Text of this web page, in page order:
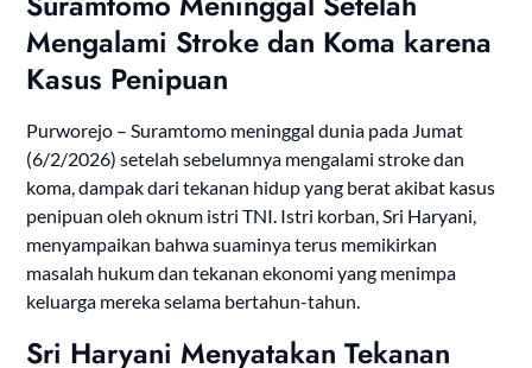
Mengalami Stroke dan Koma karena
Kasus Penipuan
Purworejo – Suramtomo meninggal dunia pada Jumat
(6/2/2026) setelah sebelumnya mengalami stroke dan
koma, dampak dari tekanan hidup yang berat akibat kasus
penipuan oleh oknum istri TNI. Istri korban, Sri Haryani,
menyampaikan bahwa suaminya terus memikirkan
masalah hukum dan tekanan ekonomi yang menimpa
keluarga mereka selama bertahun-tahun.
Sri Haryani Menyatakan Tekanan